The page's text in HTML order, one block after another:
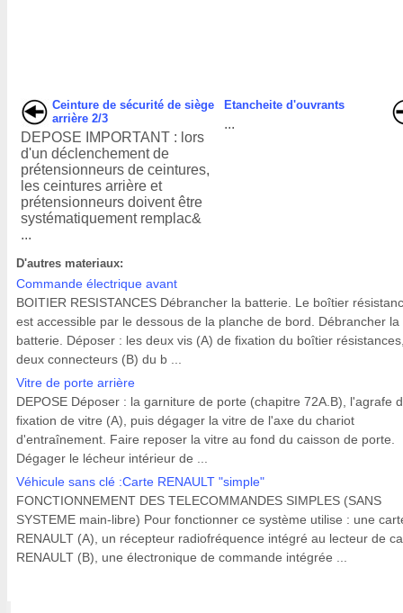
Ceinture de sécurité de siège
arrière 2/3
DEPOSE IMPORTANT : lors
d'un déclenchement de
prétensionneurs de ceintures,
les ceintures arrière et
prétensionneurs doivent être
systématiquement remplac&
...
Etancheite d'ouvrants
...
D'autres materiaux:
Commande électrique avant
BOITIER RESISTANCES Débrancher la batterie. Le boîtier
est accessible par le dessous de la planche de bord. Débrancher la
batterie. Déposer : les deux vis (A) de fixation du boîtier
deux connecteurs (B) du b ...
Vitre de porte arrière
DEPOSE Déposer : la garniture de porte (chapitre 72A.B), l'agrafe
fixation de vitre (A), puis dégager la vitre de l'axe du chariot
d'entraînement. Faire reposer la vitre au fond du caisson de porte.
Dégager le lécheur intérieur de ...
Véhicule sans clé :Carte RENAULT "simple"
FONCTIONNEMENT DES TELECOMMANDES SIMPLES (SANS
SYSTEME main-libre) Pour fonctionner ce système utilise : une
RENAULT (A), un récepteur radiofréquence intégré au lecteur de
RENAULT (B), une électronique de commande intégrée ...